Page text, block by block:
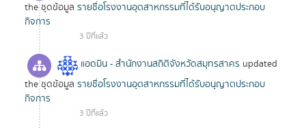
the ชุดข้อมูล รายชื่อโรงงานอุตสาหกรรมที่ได้รับอนุญาตประกอบ
กิจการ
3 ปีที่แล้ว
แอดมิน - สำนักงานสถิติจังหวัดสมุทรสาคร updated
the ชุดข้อมูล รายชื่อโรงงานอุตสาหกรรมที่ได้รับอนุญาตประกอบ
กิจการ
3 ปีที่แล้ว